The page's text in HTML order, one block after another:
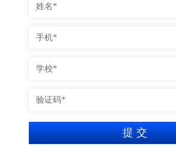
姓名*
手机*
学校*
验证码*